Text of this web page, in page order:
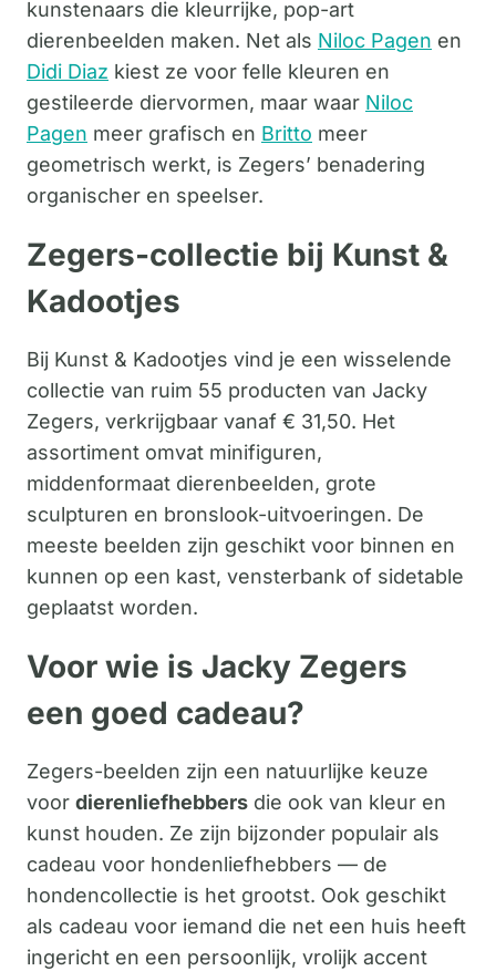
kunstenaars die kleurrijke, pop-art
dierenbeelden maken. Net als Niloc Pagen en
Didi Diaz kiest ze voor felle kleuren en
gestileerde diervormen, maar waar Niloc
Pagen meer grafisch en Britto meer
geometrisch werkt, is Zegers’ benadering
organischer en speelser.
Zegers-collectie bij Kunst &
Kadootjes
Bij Kunst & Kadootjes vind je een wisselende
collectie van ruim 55 producten van Jacky
Zegers, verkrijgbaar vanaf € 31,50. Het
assortiment omvat minifiguren,
middenformaat dierenbeelden, grote
sculpturen en bronslook-uitvoeringen. De
meeste beelden zijn geschikt voor binnen en
kunnen op een kast, vensterbank of sidetable
geplaatst worden.
Voor wie is Jacky Zegers
een goed cadeau?
Zegers-beelden zijn een natuurlijke keuze
voor dierenliefhebbers die ook van kleur en
kunst houden. Ze zijn bijzonder populair als
cadeau voor hondenliefhebbers — de
hondencollectie is het grootst. Ook geschikt
als cadeau voor iemand die net een huis heeft
ingericht en een persoonlijk, vrolijk accent